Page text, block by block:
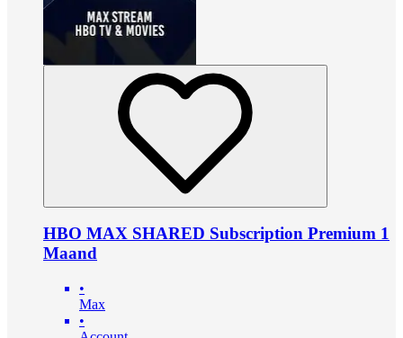
HBO MAX SHARED Subscription Premium 1
Maand
•
Max
•